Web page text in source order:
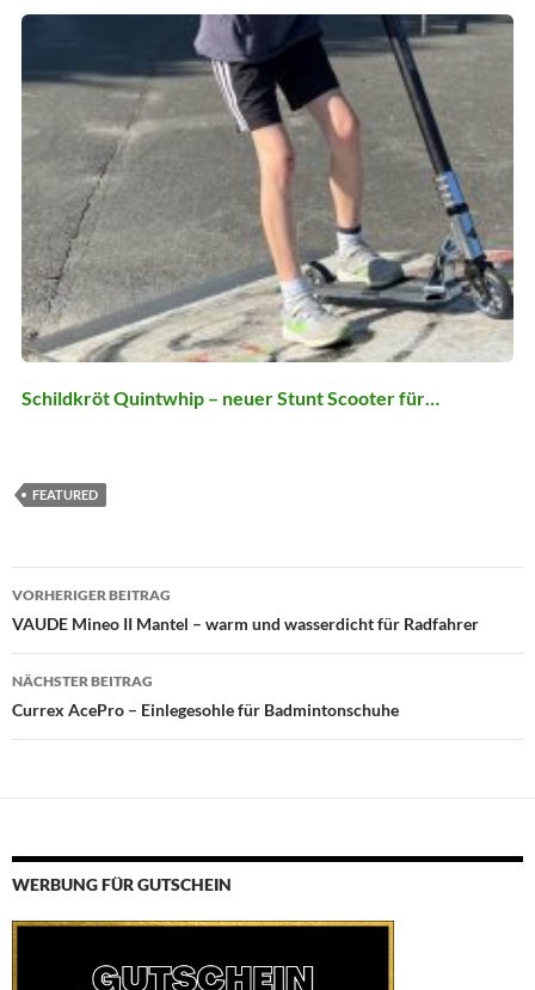
Schildkröt Quintwhip – neuer Stunt Scooter für…
FEATURED
Beitragsnavigation
VORHERIGER BEITRAG
VAUDE Mineo II Mantel – warm und wasserdicht für Radfahrer
NÄCHSTER BEITRAG
Currex AcePro – Einlegesohle für Badmintonschuhe
WERBUNG FÜR GUTSCHEIN